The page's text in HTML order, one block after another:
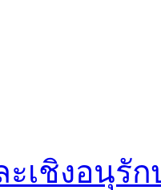
เชิงอนุรัก